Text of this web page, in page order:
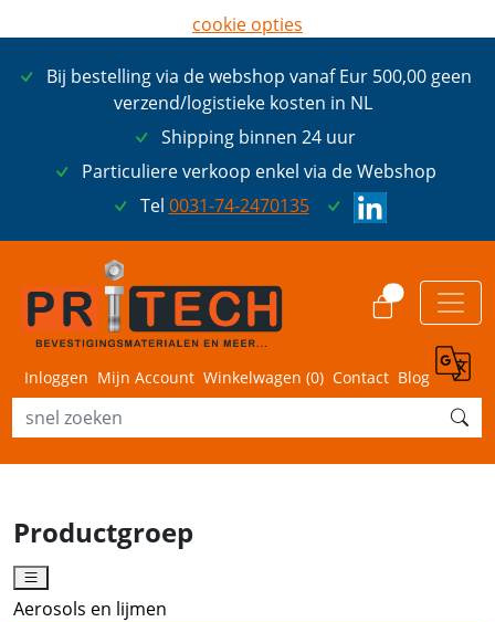
Bij bestelling via de webshop vanaf Eur 500,00 geen
verzend/logistieke kosten in NL
Shipping binnen 24 uur
Particuliere verkoop enkel via de Webshop
Tel 0031-74-2470135
Inloggen Mijn Account Winkelwagen (0) Contact Blog
Productgroep
Aerosols en lijmen
cookie opties
ik ga akkoord met cookies